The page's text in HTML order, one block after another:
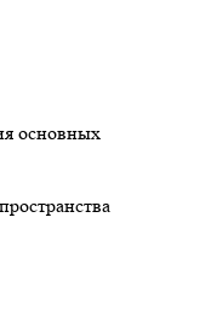
основных